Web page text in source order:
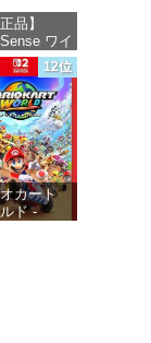
品】
ワイ
コントロ
ミッド
ブラッ
：¥10,737
12位
カート
ド -